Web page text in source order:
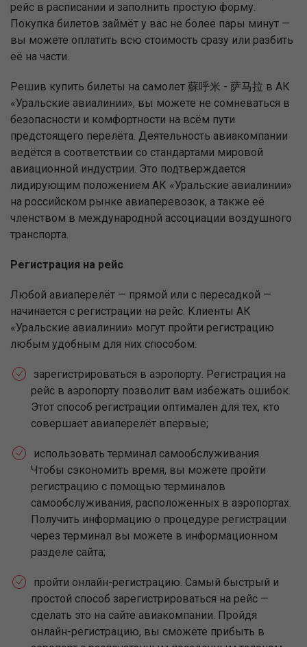
рейс в расписании и заполнить простую форму.
Покупка билетов займёт у вас не более пары минут —
вы можете оплатить всю стоимость сразу или разбить
её на части.
Решив купить билеты на самолет 蘇呼米 - 萨马拉 в АК
«Уральские авиалинии», вы можете не сомневаться в
безопасности и комфортности на всём пути
предстоящего перелёта. Деятельность авиакомпании
ведётся в соответствии со стандартами мировой
авиационной индустрии. Это подтверждается
лидирующим положением АК «Уральские авиалинии»
на российском рынке авиаперевозок, а также её
членством в международной ассоциации воздушного
транспорта.
Регистрация на рейс
Любой авиаперелёт — прямой или с пересадкой —
начинается с регистрации на рейс. Клиенты АК
«Уральские авиалинии» могут пройти регистрацию
любым удобным для них способом:
зарегистрироваться в аэропорту. Регистрация на
рейс в аэропорту позволит вам избежать ошибок.
Этот способ регистрации оптимален для тех, кто
совершает авиаперелёт впервые;
использовать терминал самообслуживания.
Чтобы сэкономить время, вы можете пройти
регистрацию с помощью терминалов
самообслуживания, расположенных в аэропортах.
Получить информацию о процедуре регистрации
через терминал вы можете в информационном
разделе сайта;
пройти онлайн-регистрацию. Самый быстрый и
простой способ зарегистрироваться на рейс —
сделать это на сайте авиакомпании. Пройдя
онлайн-регистрацию, вы сможете прибыть в